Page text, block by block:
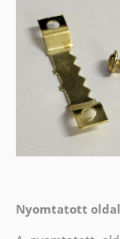
Nyomtatott